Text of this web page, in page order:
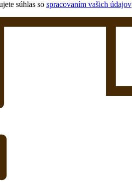
súhlas so spracovaním vašich údajov